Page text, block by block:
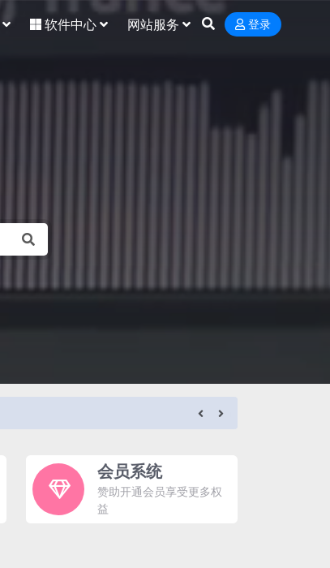
软件中心 网站服务 登录
会员系统
赞助开通会员享受更多权
益